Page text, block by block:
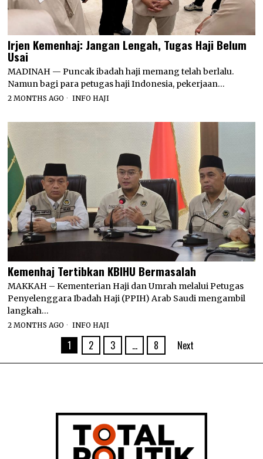
Irjen Kemenhaj: Jangan Lengah, Tugas Haji Belum
Usai
MADINAH — Puncak ibadah haji memang telah berlalu.
Namun bagi para petugas haji Indonesia, pekerjaan…
2 MONTHS AGO INFO HAJI
Kemenhaj Tertibkan KBIHU Bermasalah
MAKKAH – Kementerian Haji dan Umrah melalui Petugas
Penyelenggara Ibadah Haji (PPIH) Arab Saudi mengambil
langkah…
2 MONTHS AGO INFO HAJI
1 2 3 … 8 Next